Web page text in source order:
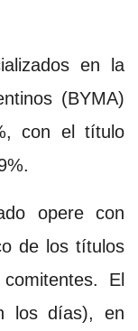
en la
(BYMA)
con el título
opere con
de los títulos
El
los días), en